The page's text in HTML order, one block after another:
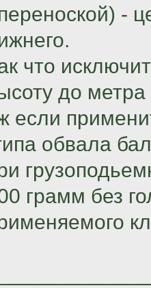
-
что
до
если
обвала
грамм без